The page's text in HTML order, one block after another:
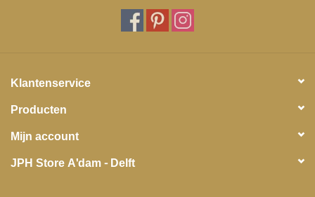
Klantenservice
Producten
Mijn account
JPH Store A'dam - Delft